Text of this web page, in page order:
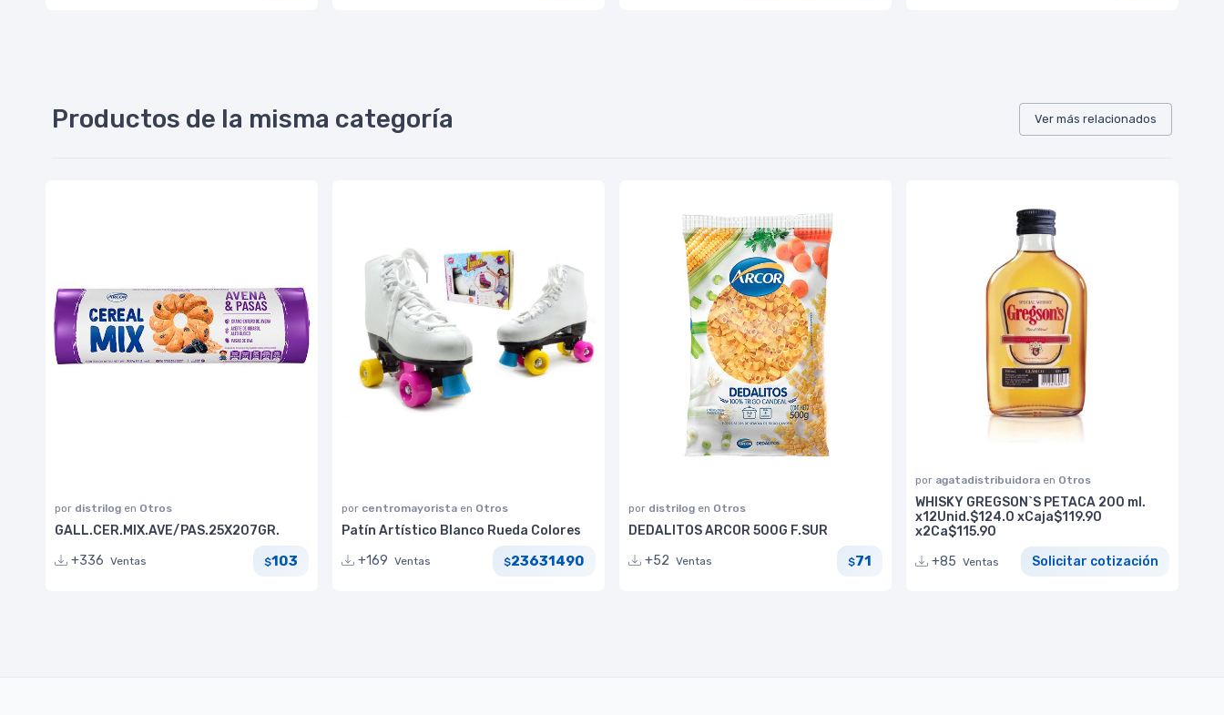
Productos de la misma categoría Ver más relacionados
por distrilog en Otros
GALL.CER.MIX.AVE/PAS.25X207GR.
+336 Ventas $103
por centromayorista en Otros
Patín Artístico Blanco Rueda Colores
+169 Ventas $23631490
por distrilog en Otros
DEDALITOS ARCOR 500G F.SUR
+52 Ventas $71
por agatadistribuidora en Otros
WHISKY GREGSON`S PETACA 200 ml.
x12Unid.$124.0 xCaja$119.90
x2Ca$115.90
+85 Ventas Solicitar cotización